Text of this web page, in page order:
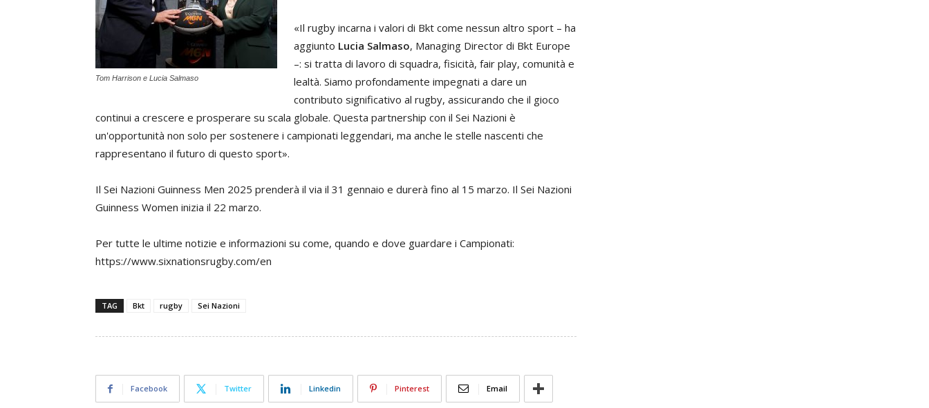
Tom Harrison e Lucia Salmaso
«Il rugby incarna i valori di Bkt come nessun altro sport – ha
aggiunto Lucia Salmaso, Managing Director di Bkt Europe
–: si tratta di lavoro di squadra, fisicità, fair play, comunità e
lealtà. Siamo profondamente impegnati a dare un
contributo significativo al rugby, assicurando che il gioco
continui a crescere e prosperare su scala globale. Questa partnership con il Sei Nazioni è
un'opportunità non solo per sostenere i campionati leggendari, ma anche le stelle nascenti che
rappresentano il futuro di questo sport».
Il Sei Nazioni Guinness Men 2025 prenderà il via il 31 gennaio e durerà fino al 15 marzo. Il Sei Nazioni
Guinness Women inizia il 22 marzo.
Per tutte le ultime notizie e informazioni su come, quando e dove guardare i Campionati:
https://www.sixnationsrugby.com/en
TAG Bkt rugby Sei Nazioni
Facebook Twitter Linkedin Pinterest Email